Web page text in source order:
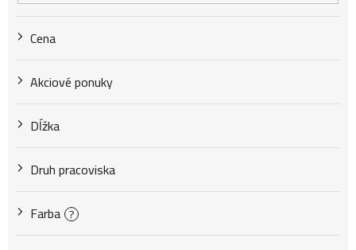
o
d
u
k
Cena
Akciové ponuky
Dĺžka
Druh pracoviska
Farba ?